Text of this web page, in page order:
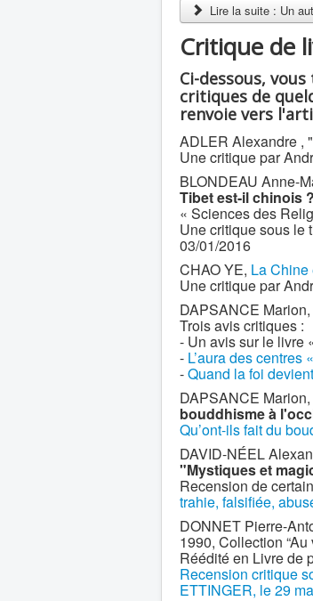
Lire la suite : Un
Critique de
Ci-dessous,
critiques de
renvoie vers
ADLER Alexandre , "
Une critique par
BLONDEAU Anne-
Tibet est-il chinois
« Sciences des
Une critique sous le
03/01/2016
CHAO YE, La
Une critique par
DAPSANCE Marion,
Trois avis critiques :
- Un avis sur le livre
- L’aura des
-Quand la foi
DAPSANCE Marion,
bouddhisme à
Qu’ont-ils fait du
DAVID-NÉEL
"Mystiques et
Recension de
trahie, falsifiée,
DONNET Pierre-
1990, Collection “Au
Réédité en Livre de
Recension critique
ETTINGER, le 29